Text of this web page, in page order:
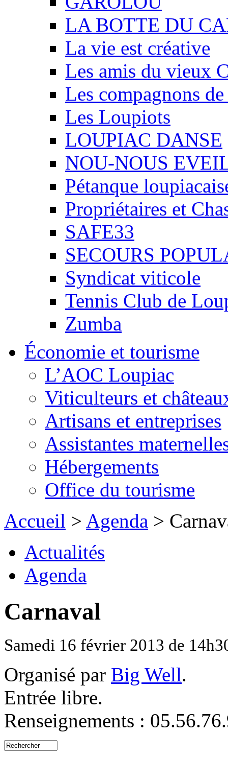
LA BOTTE DU
La vie est créative
Les amis du vieux
Les compagnons
Les Loupiots
LOUPIAC DANSE
NOU-NOUS
Pétanque
Propriétaires et
SAFE33
SECOURS
Syndicat viticole
Tennis Club de
Zumba
Économie et tourisme
L’AOC Loupiac
Viticulteurs et
Artisans et entreprises
Assistantes
Hébergements
Office du tourisme
Accueil > Agenda >
Actualités
Agenda
Carnaval
Samedi 16 février 2013 de
Organisé par Big Well.
Entrée libre.
Renseignements :